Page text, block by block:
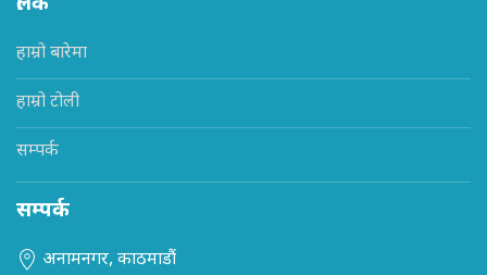
हाम्रो बारेमा
हाम्रो टोली
सम्पर्क
सम्पर्क
अनामनगर, काठमाडौं